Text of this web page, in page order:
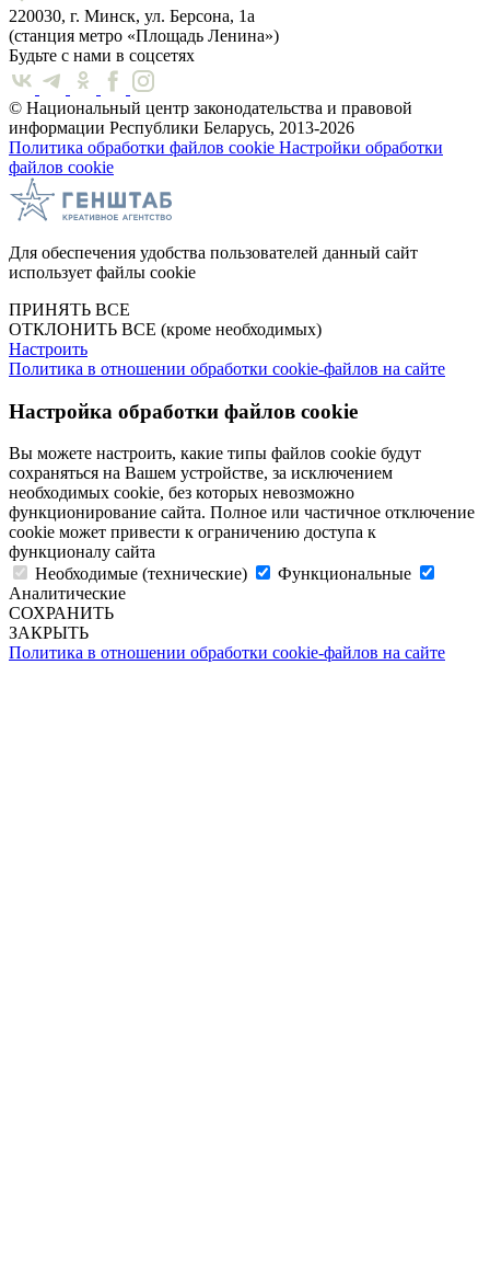
220030, г. Минск, ул. Берсона, 1а
(станция метро «Площадь Ленина»)
Будьте с нами в соцсетях
© Национальный центр законодательства и правовой
информации Республики Беларусь, 2013-2026
Политика обработки файлов cookie Настройки обработки
файлов cookie
Для обеспечения удобства пользователей данный сайт
использует файлы cookie
ПРИНЯТЬ ВСЕ
ОТКЛОНИТЬ ВСЕ (кроме необходимых)
Настроить
Политика в отношении обработки cookie-файлов на сайте
Настройка обработки файлов cookie
Вы можете настроить, какие типы файлов cookie будут
сохраняться на Вашем устройстве, за исключением
необходимых cookie, без которых невозможно
функционирование сайта. Полное или частичное отключение
cookie может привести к ограничению доступа к
функционалу сайта
Необходимые (технические)
Функциональные
Аналитические
СОХРАНИТЬ
ЗАКРЫТЬ
Политика в отношении обработки cookie-файлов на сайте